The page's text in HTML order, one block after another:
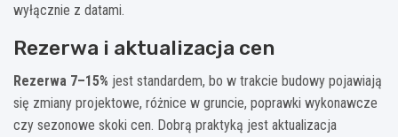
wyłącznie z datami.
Rezerwa i aktualizacja cen
Rezerwa 7–15% jest standardem, bo w trakcie budowy pojawiają
się zmiany projektowe, różnice w gruncie, poprawki wykonawcze
czy sezonowe skoki cen. Dobrą praktyką jest aktualizacja